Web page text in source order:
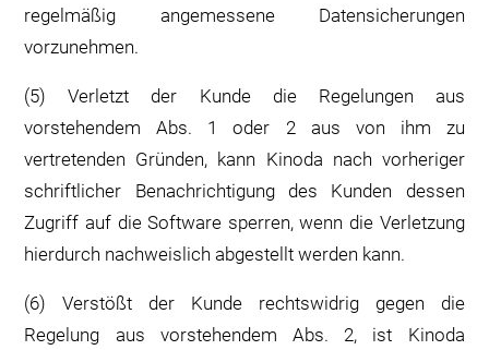
regelmäßig angemessene Datensicherungen
vorzunehmen.
(5) Verletzt der Kunde die Regelungen aus
vorstehendem Abs. 1 oder 2 aus von ihm zu
vertretenden Gründen, kann Kinoda nach vorheriger
schriftlicher Benachrichtigung des Kunden dessen
Zugriff auf die Software sperren, wenn die Verletzung
hierdurch nachweislich abgestellt werden kann.
(6) Verstößt der Kunde rechtswidrig gegen die
Regelung aus vorstehendem Abs. 2, ist Kinoda